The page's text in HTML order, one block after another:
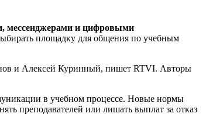
мессенджерами и цифровыми
площадку для общения по учебным
и Алексей Куринный, пишет RTVI. Авторы
в учебном процессе. Новые нормы
преподавателей или лишать выплат за отказ